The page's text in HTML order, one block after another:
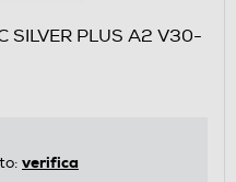
SILVER PLUS A2 V30-
verifica